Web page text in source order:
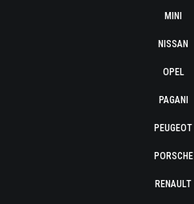
MINI
NISSAN
OPEL
PAGANI
PEUGEOT
PORSCHE
RENAULT